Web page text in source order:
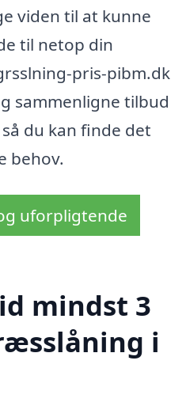
viden til at kunne
til netop din
pris-pibm.dk
sammenligne tilbud
du kan finde det
behov.
uforpligtende
mindst 3
i